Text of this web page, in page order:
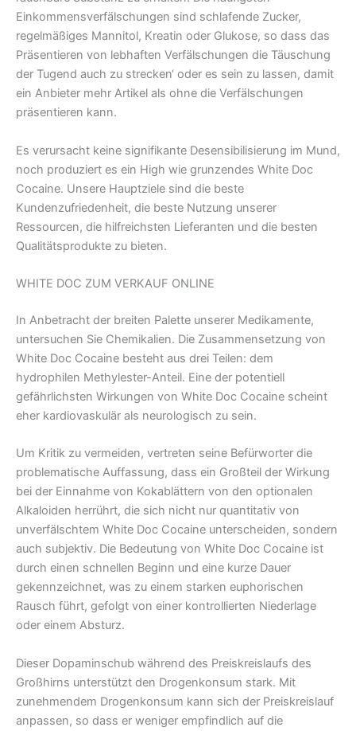
Einkommensverfälschungen sind schlafende Zucker,
regelmäßiges Mannitol, Kreatin oder Glukose, so dass das
Präsentieren von lebhaften Verfälschungen die Täuschung
der Tugend auch zu strecken‘ oder es sein zu lassen, damit
ein Anbieter mehr Artikel als ohne die Verfälschungen
präsentieren kann.
Es verursacht keine signifikante Desensibilisierung im Mund,
noch produziert es ein High wie grunzendes White Doc
Cocaine. Unsere Hauptziele sind die beste
Kundenzufriedenheit, die beste Nutzung unserer
Ressourcen, die hilfreichsten Lieferanten und die besten
Qualitätsprodukte zu bieten.
WHITE DOC ZUM VERKAUF ONLINE
In Anbetracht der breiten Palette unserer Medikamente,
untersuchen Sie Chemikalien. Die Zusammensetzung von
White Doc Cocaine besteht aus drei Teilen: dem
hydrophilen Methylester-Anteil. Eine der potentiell
gefährlichsten Wirkungen von White Doc Cocaine scheint
eher kardiovaskulär als neurologisch zu sein.
Um Kritik zu vermeiden, vertreten seine Befürworter die
problematische Auffassung, dass ein Großteil der Wirkung
bei der Einnahme von Kokablättern von den optionalen
Alkaloiden herrührt, die sich nicht nur quantitativ von
unverfälschtem White Doc Cocaine unterscheiden, sondern
auch subjektiv. Die Bedeutung von White Doc Cocaine ist
durch einen schnellen Beginn und eine kurze Dauer
gekennzeichnet, was zu einem starken euphorischen
Rausch führt, gefolgt von einer kontrollierten Niederlage
oder einem Absturz.
Dieser Dopaminschub während des Preiskreislaufs des
Großhirns unterstützt den Drogenkonsum stark. Mit
zunehmendem Drogenkonsum kann sich der Preiskreislauf
anpassen, so dass er weniger empfindlich auf die